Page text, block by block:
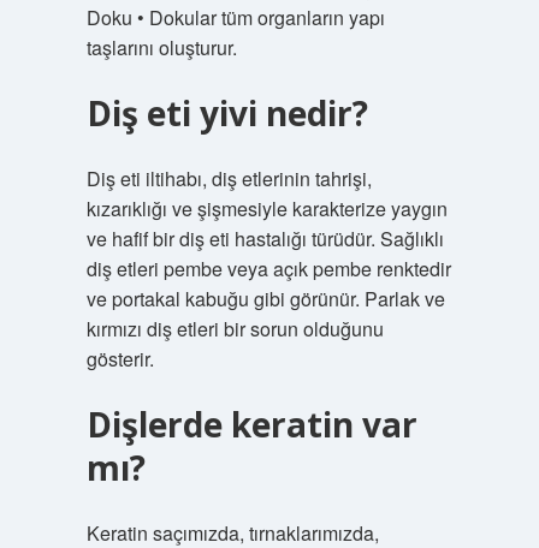
Doku • Dokular tüm organların yapı
taşlarını oluşturur.
Diş eti yivi nedir?
Diş eti iltihabı, diş etlerinin tahrişi,
kızarıklığı ve şişmesiyle karakterize yaygın
ve hafif bir diş eti hastalığı türüdür. Sağlıklı
diş etleri pembe veya açık pembe renktedir
ve portakal kabuğu gibi görünür. Parlak ve
kırmızı diş etleri bir sorun olduğunu
gösterir.
Dişlerde keratin var
mı?
Keratin saçımızda, tırnaklarımızda,